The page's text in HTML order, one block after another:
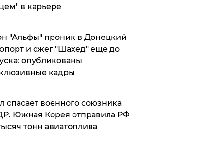
в карьере
"Альфы" проник в Донецкий
и сжег "Шахед" еще до
опубликованы
кадры
спасает военного союзника
Южная Корея отправила РФ
тонн авиатоплива